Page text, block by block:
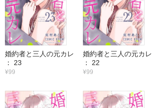
婚約者と三人の元カレ
： 23
¥99
婚約者と三人の元カレ
： 22
¥99